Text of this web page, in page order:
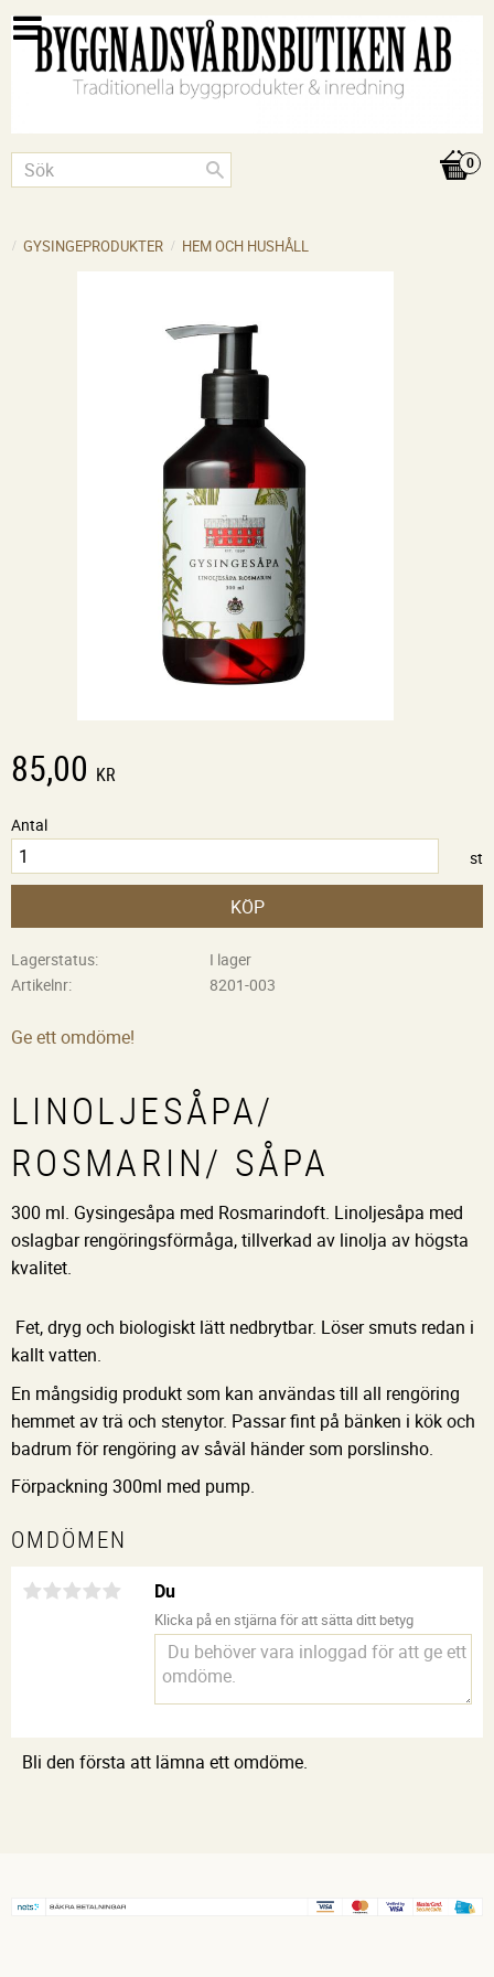
GYSINGEPRODUKTER HEM OCH HUSHÅLL
85,00 KR
Antal
st
KÖP
Lagerstatus
I lager
Artikelnr
8201-003
Ge ett omdöme!
LINOLJESÅPA/
ROSMARIN/ SÅPA
300 ml. Gysingesåpa med Rosmarindoft. Linoljesåpa med
oslagbar rengöringsförmåga, tillverkad av linolja av högsta
kvalitet.
Fet, dryg och biologiskt lätt nedbrytbar. Löser smuts redan i
kallt vatten.
En mångsidig produkt som kan användas till all rengöring
hemmet av trä och stenytor. Passar fint på bänken i kök och
badrum för rengöring av såväl händer som porslinsho.
Förpackning 300ml med pump.
OMDÖMEN
Du
Klicka på en stjärna för att sätta ditt betyg
Bli den första att lämna ett omdöme.